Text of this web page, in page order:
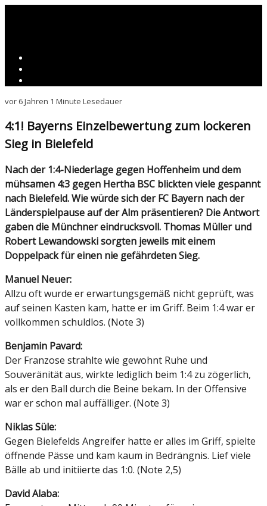
vor 6 Jahren 1 Minute Lesedauer
4:1! Bayerns Einzelbewertung zum lockeren
Sieg in Bielefeld
Nach der 1:4-Niederlage gegen Hoffenheim und dem
mühsamen 4:3 gegen Hertha BSC blickten viele gespannt
nach Bielefeld. Wie würde sich der FC Bayern nach der
Länderspielpause auf der Alm präsentieren? Die Antwort
gaben die Münchner eindrucksvoll. Thomas Müller und
Robert Lewandowski sorgten jeweils mit einem
Doppelpack für einen nie gefährdeten Sieg.
Manuel Neuer:
Allzu oft wurde er erwartungsgemäß nicht geprüft, was
auf seinen Kasten kam, hatte er im Griff. Beim 1:4 war er
vollkommen schuldlos. (Note 3)
Benjamin Pavard:
Der Franzose strahlte wie gewohnt Ruhe und
Souveränität aus, wirkte lediglich beim 1:4 zu zögerlich,
als er den Ball durch die Beine bekam. In der Offensive
war er schon mal auffälliger. (Note 3)
Niklas Süle:
Gegen Bielefelds Angreifer hatte er alles im Griff, spielte
öffnende Pässe und kam kaum in Bedrängnis. Lief viele
Bälle ab und initiierte das 1:0. (Note 2,5)
David Alaba: